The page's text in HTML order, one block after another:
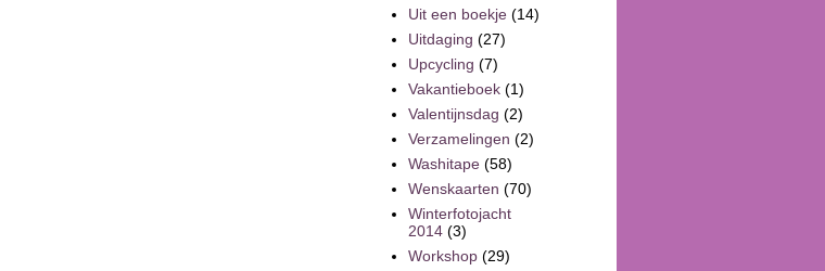
Uit een boekje (14)
Uitdaging (27)
Upcycling (7)
Vakantieboek (1)
Valentijnsdag (2)
Verzamelingen (2)
Washitape (58)
Wenskaarten (70)
Winterfotojacht
2014 (3)
Workshop (29)